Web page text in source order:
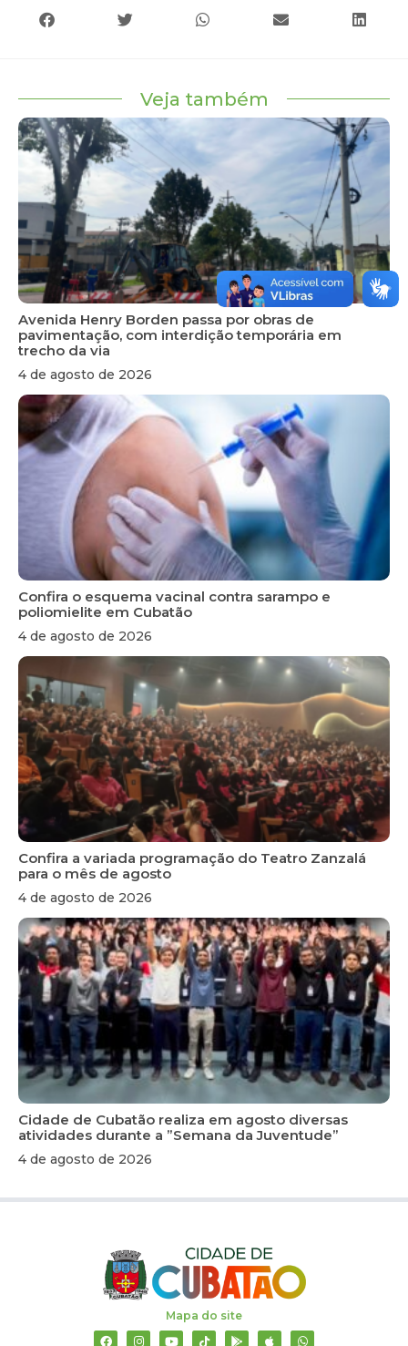
Veja também
Avenida Henry Borden passa por obras de
pavimentação, com interdição temporária em
trecho da via
4 de agosto de 2026
Confira o esquema vacinal contra sarampo e
poliomielite em Cubatão
4 de agosto de 2026
Confira a variada programação do Teatro Zanzalá
para o mês de agosto
4 de agosto de 2026
Cidade de Cubatão realiza em agosto diversas
atividades durante a ”Semana da Juventude”
4 de agosto de 2026
Mapa do site